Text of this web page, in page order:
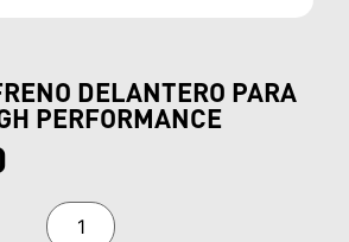
DELANTERO PARA
PERFORMANCE